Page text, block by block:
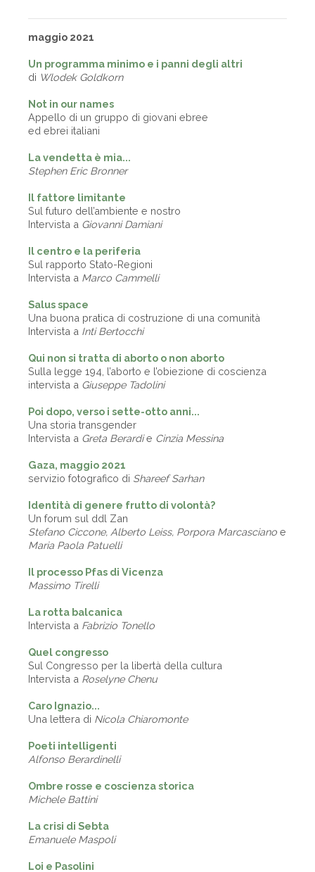
maggio 2021
Un programma minimo e i panni degli altri
di Wlodek Goldkorn
Not in our names
Appello di un gruppo di giovani ebree
ed ebrei italiani
La vendetta è mia...
Stephen Eric Bronner
Il fattore limitante
Sul futuro dell’ambiente e nostro
Intervista a Giovanni Damiani
Il centro e la periferia
Sul rapporto Stato-Regioni
Intervista a Marco Cammelli
Salus space
Una buona pratica di costruzione di una comunità
Intervista a Inti Bertocchi
Qui non si tratta di aborto o non aborto
Sulla legge 194, l’aborto e l’obiezione di coscienza
intervista a Giuseppe Tadolini
Poi dopo, verso i sette-otto anni...
Una storia transgender
Intervista a Greta Berardie Cinzia Messina
Gaza, maggio 2021
servizio fotografico di Shareef Sarhan
Identità di genere frutto di volontà?
Un forum sul ddl Zan
Stefano Ciccone, Alberto Leiss, Porpora Marcasciano e
Maria Paola Patuelli
Il processo Pfas di Vicenza
Massimo Tirelli
La rotta balcanica
Intervista a Fabrizio Tonello
Quel congresso
Sul Congresso per la libertà della cultura
Intervista a Roselyne Chenu
Caro Ignazio...
Una lettera di Nicola Chiaromonte
Poeti intelligenti
Alfonso Berardinelli
Ombre rosse e coscienza storica
Michele Battini
La crisi di Sebta
Emanuele Maspoli
Loi e Pasolini